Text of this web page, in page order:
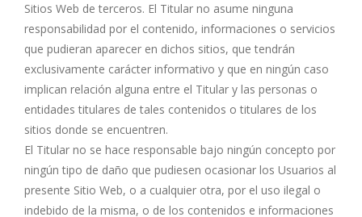
Sitios Web de terceros. El Titular no asume ninguna
responsabilidad por el contenido, informaciones o servicios
que pudieran aparecer en dichos sitios, que tendrán
exclusivamente carácter informativo y que en ningún caso
implican relación alguna entre el Titular y las personas o
entidades titulares de tales contenidos o titulares de los
sitios donde se encuentren.
El Titular no se hace responsable bajo ningún concepto por
ningún tipo de daño que pudiesen ocasionar los Usuarios al
presente Sitio Web, o a cualquier otra, por el uso ilegal o
indebido de la misma, o de los contenidos e informaciones